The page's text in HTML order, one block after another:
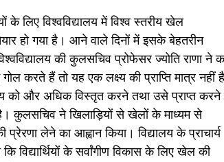
के लिए विश्वविद्यालय में विश्व स्तरीय खेल
हो गया है। आने वाले दिनों में इसके बेहतरीन
की कुलसचिव प्रोफेसर ज्योति राणा ने
करते हैं तो यह एक लक्ष्य की प्राप्ति मात्र नहीं
को और अधिक विस्तृत करने तथा उसे प्राप्त
है। कुलसचिव ने खिलाड़ियों से खेलों के माध्यम से
लेने का आह्वान किया। विद्यालय के प्राचार्य
विद्यार्थियों के सर्वांगीण विकास के लिए खेल की